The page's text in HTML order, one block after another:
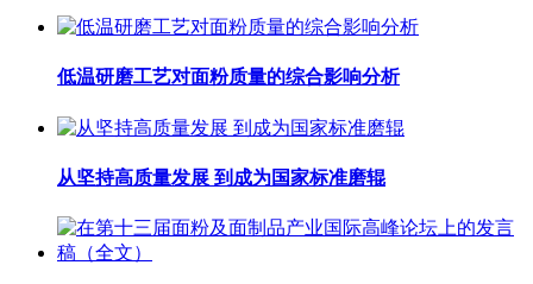
低温研磨工艺对面粉质量的综合影响分析
从坚持高质量发展 到成为国家标准磨辊